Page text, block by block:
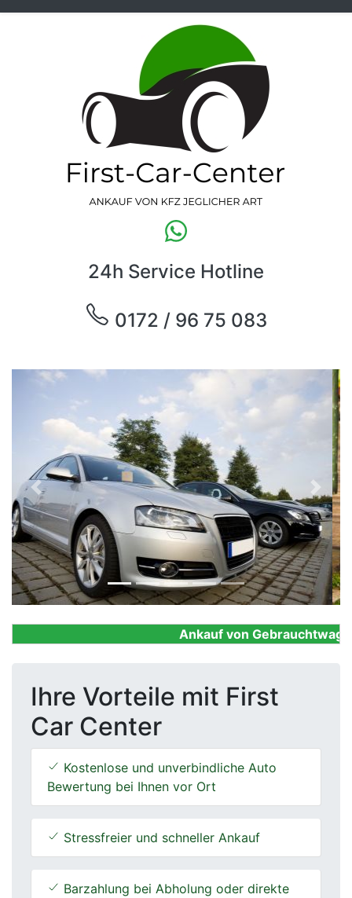
24h Service Hotline
0172 / 96 75 083
Previous Next
Ankauf von
Ihre Vorteile mit First
Car Center
Kostenlose und unverbindliche Auto
Bewertung bei Ihnen vor Ort
Stressfreier und schneller Ankauf
Barzahlung bei Abholung oder direkte